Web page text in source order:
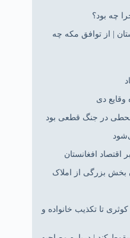
چه بود؟
| از توافق مکه چه
وقایع دی
در جنگ قطعی بود
اقتصاد افغانستان
بخش بزرگی از املاک
تا تکذیب خانواده و